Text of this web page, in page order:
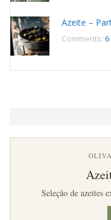
Azeite –
Comments: 6
Seleção de azeites